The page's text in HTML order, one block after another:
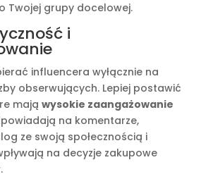
Twojej grupy docelowej.
i
influencera wyłącznie na
obserwujących. Lepiej postawić
mają wysokie zaangażowanie
na komentarze,
ze swoją społecznością i
na decyzje zakupowe